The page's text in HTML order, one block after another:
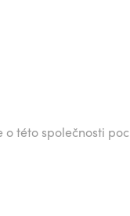
o této společnosti